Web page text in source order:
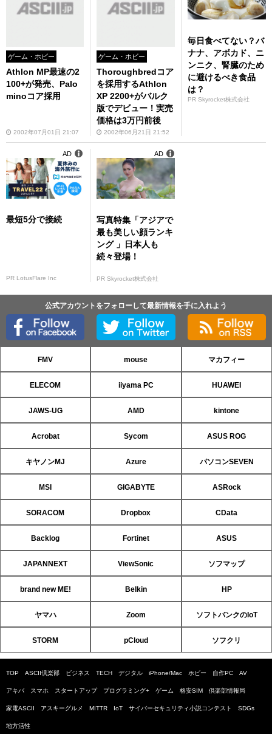
ゲーム・ホビー
Athlon MP最速の2
100+が発売、Palo
minoコア採用
2002年07月01日 21:07
ゲーム・ホビー
Thoroughbredコア
を採用するAthlon
XP 2200+がバルク
版でデビュー！実売
価格は3万円前後
2002年06月21日 21:52
毎日食べてない？バ
ナナ、アボカド、ニ
ンニク、腎臓のため
に避けるべき食品
は？
PR Skyrocket株式会社
最短5分で接続
PR LotusFlare Inc
AD
写真特集「アジアで
最も美しい顔ランキ
ング 」日本人も
続々登場！
PR Skyrocket株式会社
AD
公式アカウントをフォローして最新情報を手に入れよう
FMV mouse マカフィー
ELECOM iiyama PC HUAWEI
JAWS-UG AMD kintone
Acrobat Sycom ASUS ROG
キヤノンMJ Azure パソコンSEVEN
MSI GIGABYTE ASRock
SORACOM Dropbox CData
Backlog Fortinet ASUS
JAPANNEXT ViewSonic ソフマップ
brand new ME! Belkin HP
ヤマハ Zoom ソフトバンクのIoT
STORM pCloud ソフクリ
TOP ASCII倶楽部 ビジネス TECH デジタル iPhone/Mac ホビー 自作PC AV
アキバ スマホ スタートアップ プログラミング+ ゲーム 格安SIM 倶楽部情報局
家電ASCII アスキーグルメ MITTR IoT サイバーセキュリティ小説コンテスト SDGs
地方活性